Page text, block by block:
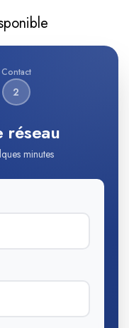
Contact
2
réseau
minutes